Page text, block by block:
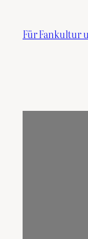
Inhalt
springen
Für Fankultur